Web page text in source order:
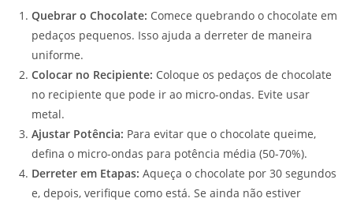
Quebrar o Chocolate: Comece quebrando o chocolate em
pedaços pequenos. Isso ajuda a derreter de maneira
uniforme.
Colocar no Recipiente: Coloque os pedaços de chocolate
no recipiente que pode ir ao micro-ondas. Evite usar
metal.
Ajustar Potência: Para evitar que o chocolate queime,
defina o micro-ondas para potência média (50-70%).
Derreter em Etapas: Aqueça o chocolate por 30 segundos
e, depois, verifique como está. Se ainda não estiver